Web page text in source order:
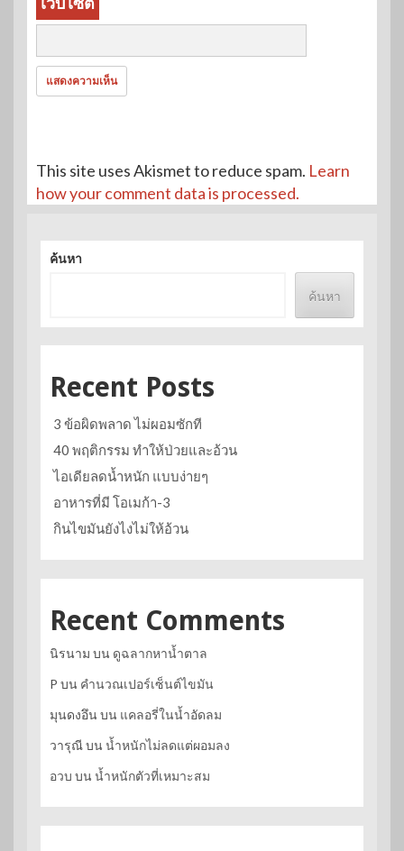
This site uses Akismet to reduce spam. Learn
how your comment data is processed.
ค้นหา
ค้นหา
Recent Posts
3 ข้อผิดพลาด ไม่ผอมซักที
40 พฤติกรรม ทำให้ป่วยและอ้วน
ไอเดียลดน้ำหนัก แบบง่ายๆ
อาหารที่มี โอเมก้า-3
กินไขมันยังไงไม่ให้อ้วน
Recent Comments
นิรนาม บน ดูฉลากหาน้ำตาล
P บน คำนวณเปอร์เซ็นต์ไขมัน
มุนดงอึน บน แคลอรี่ในน้ำอัดลม
วารุณีบน น้ำหนักไม่ลดแต่ผอมลง
อวบ บน น้ำหนักตัวที่เหมาะสม